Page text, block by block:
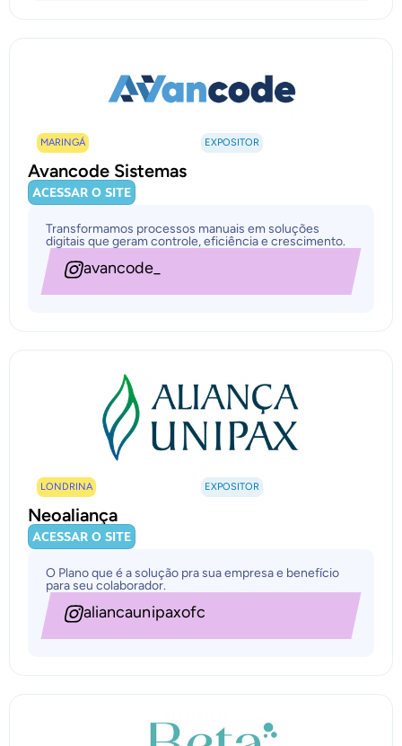
MARINGÁ EXPOSITOR
Avancode Sistemas
ACESSAR O SITE
Transformamos processos manuais em soluções
digitais que geram controle, eficiência e crescimento.
avancode_
LONDRINA EXPOSITOR
Neoaliança
ACESSAR O SITE
O Plano que é a solução pra sua empresa e benefício
para seu colaborador.
aliancaunipaxofc